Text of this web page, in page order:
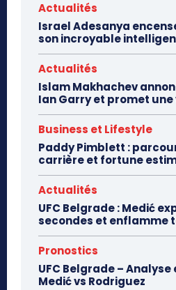
Actualités
Israel Adesanya
son incroyable
Actualités
Islam Makhachev
Ian Garry et promet
Business et Lifestyle
Paddy Pimblett :
carrière et fortune
Actualités
UFC Belgrade : Medić
secondes et enflamme
Pronostics
UFC Belgrade –
Medić vs Rodriguez